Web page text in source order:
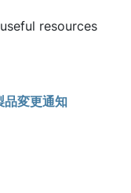
resources
品変更通知